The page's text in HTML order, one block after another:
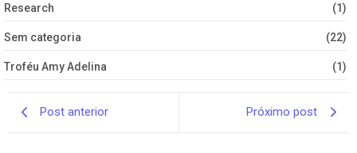
Research (1)
Sem categoria (22)
Troféu Amy Adelina (1)
Post anterior Próximo post